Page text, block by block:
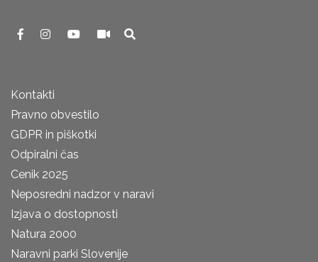
Kontakti
Pravno obvestilo
GDPR in piškotki
Odpiralni čas
Cenik 2025
Neposredni nadzor v naravi
Izjava o dostopnosti
Natura 2000
Naravni parki Slovenije